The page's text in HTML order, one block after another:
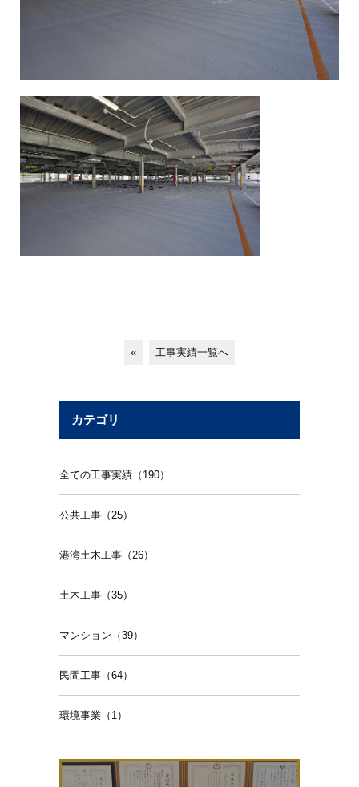
« 工事実績一覧へ
カテゴリ
全ての工事実績（190）
公共工事（25）
港湾土木工事（26）
土木工事（35）
マンション（39）
民間工事（64）
環境事業（1）